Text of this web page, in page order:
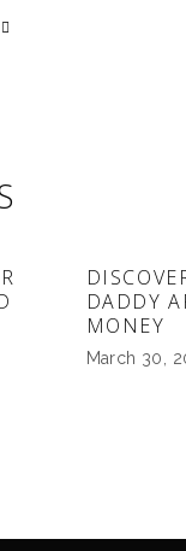
DADDY
MONEY
March 30,